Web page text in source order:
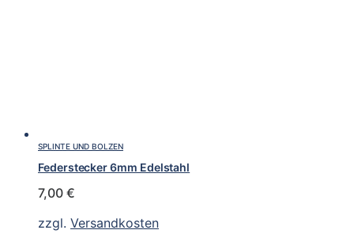
SPLINTE UND BOLZEN
Federstecker 6mm Edelstahl
7,00 €
zzgl. Versandkosten